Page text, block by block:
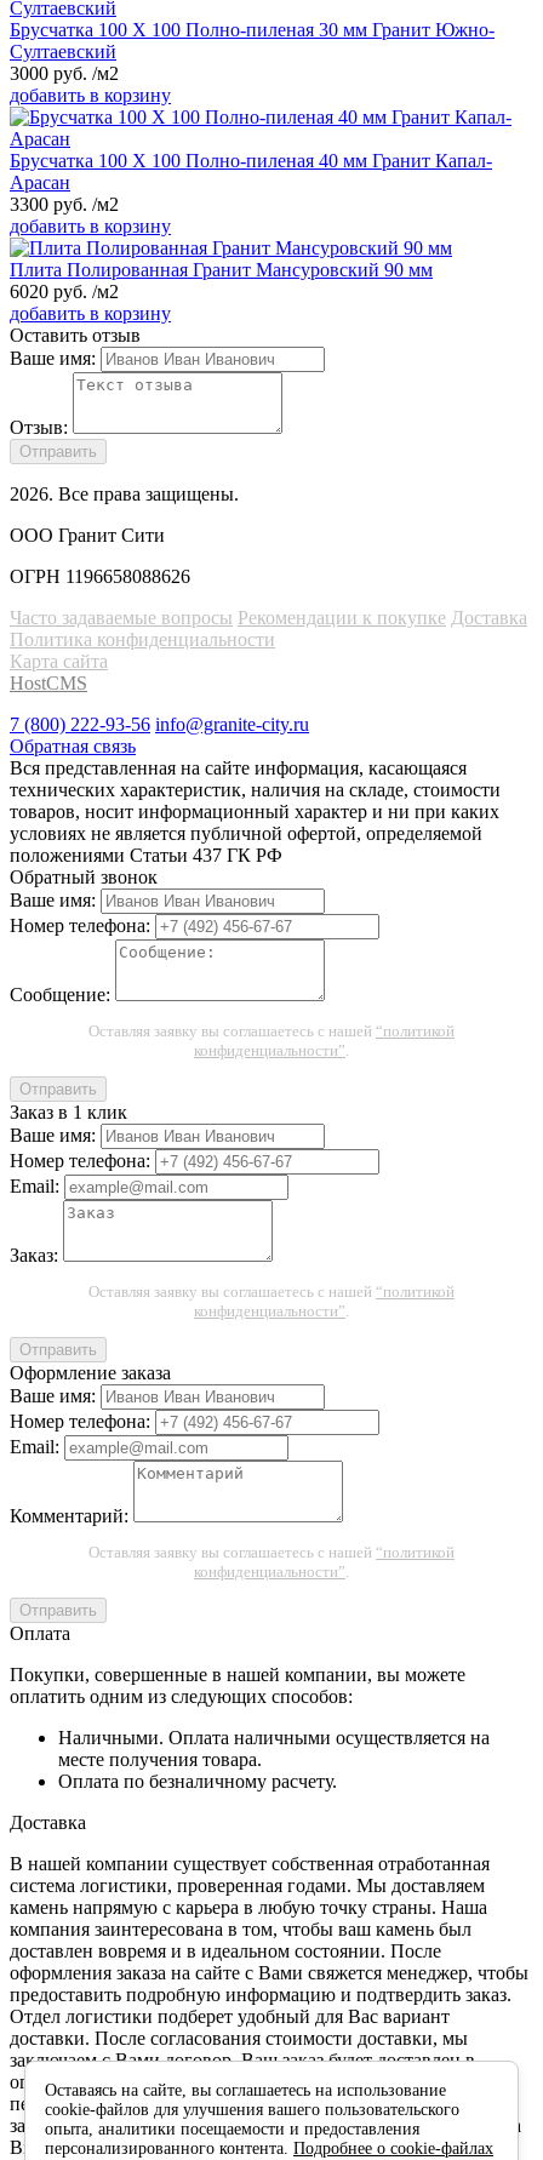
Оставаясь на сайте, вы соглашаетесь на использование
cookie-файлов для улучшения вашего пользовательского
опыта, аналитики посещаемости и предоставления
персонализированного контента. Подробнее о cookie-файлах
Брусчатка 100 Х 100 Полно-пиленая 30 мм Гранит Южно-
Султаевский
3000 руб. /м2
добавить в корзину
Брусчатка 100 Х 100 Полно-пиленая 40 мм Гранит Капал-
Арасан
3300 руб. /м2
добавить в корзину
Плита Полированная Гранит Мансуровский 90 мм
6020 руб. /м2
добавить в корзину
Оставить отзыв
Ваше имя:
Отзыв:
Отправить
2026. Все права защищены.
ООО Гранит Сити
ОГРН 1196658088626
Часто задаваемые вопросы Рекомендации к покупке Доставка
Политика конфиденциальности
Карта сайта
HostCMS
7 (800) 222-93-56 info@granite-city.ru
Обратная связь
Вся представленная на сайте информация, касающаяся
технических характеристик, наличия на складе, стоимости
товаров, носит информационный характер и ни при каких
условиях не является публичной офертой, определяемой
положениями Статьи 437 ГК РФ
Обратный звонок
Ваше имя:
Номер телефона:
Сообщение:
Оставляя заявку вы соглашаетесь с нашей “политикой
конфиденциальности”.
Отправить
Заказ в 1 клик
Ваше имя:
Номер телефона:
Email:
Заказ:
Оставляя заявку вы соглашаетесь с нашей “политикой
конфиденциальности”.
Отправить
Оформление заказа
Ваше имя:
Номер телефона:
Email:
Комментарий:
Оставляя заявку вы соглашаетесь с нашей “политикой
конфиденциальности”.
Отправить
Оплата
Покупки, совершенные в нашей компании, вы можете
оплатить одним из следующих способов:
Наличными. Оплата наличными осуществляется на
месте получения товара.
Оплата по безналичному расчету.
Доставка
В нашей компании существует собственная отработанная
система логистики, проверенная годами. Мы доставляем
камень напрямую с карьера в любую точку страны. Наша
компания заинтересована в том, чтобы ваш камень был
доставлен вовремя и в идеальном состоянии. После
оформления заказа на сайте с Вами свяжется менеджер, чтобы
предоставить подробную информацию и подтвердить заказ.
Отдел логистики подберет удобный для Вас вариант
доставки. После согласования стоимости доставки, мы
заключаем с Вами договор. Ваш заказ будет доставлен в
оговоренный срок и в отличном состоянии. Камень
перевозится в специальной упаковке, укладкой в которую
занимаются обученные для этого люди. Перед оплатой заказа
Вы проверяете и осматриваете доставленный товар. Мы